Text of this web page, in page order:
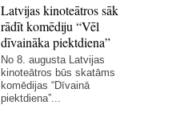
Latvijas kinoteātros sāk
rādīt komēdiju “Vēl
dīvaināka piektdiena”
No 8. augusta Latvijas
kinoteātros būs skatāms
komēdijas “Dīvainā
piektdiena”...